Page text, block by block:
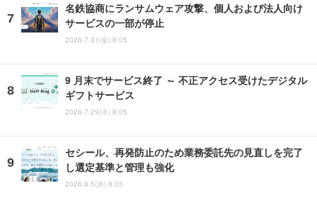
名鉄協商にランサムウェア攻撃、個人および法人向け
サービスの一部が停止
2026.7.31(金) 8:05
9 月末でサービス終了 ～ 不正アクセス受けたデジタル
ギフトサービス
2026.7.29(水) 8:05
セシール、再発防止のため業務委託先の見直しを完了
し選定基準と管理も強化
2026.8.5(水) 8:05